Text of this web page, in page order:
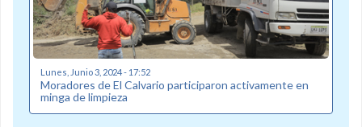
Lunes, Junio 3, 2024 - 17:52
Moradores de El Calvario participaron activamente en
minga de limpieza